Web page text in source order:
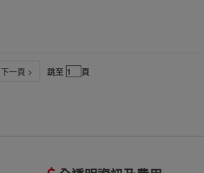
下一頁 > 跳至 頁